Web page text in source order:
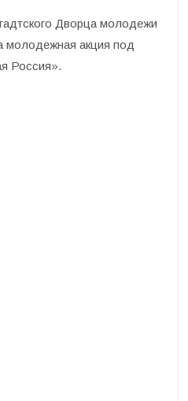
Дворца молодежи
молодежная акция под
Россия».